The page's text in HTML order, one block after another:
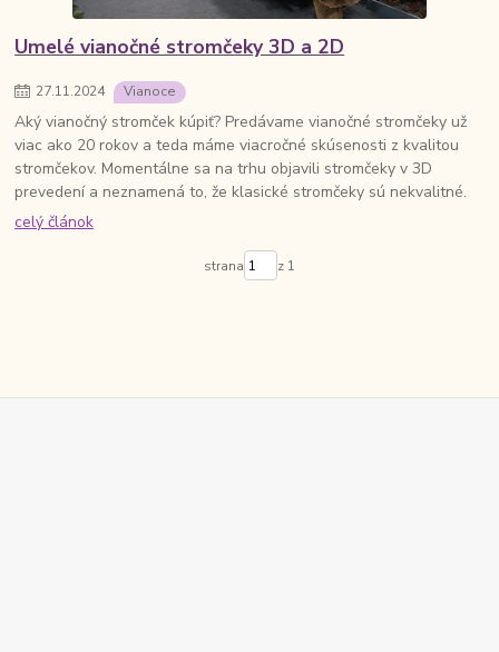
Umelé vianočné stromčeky 3D a 2D
27.11.2024 Vianoce
Aký vianočný stromček kúpiť? Predávame vianočné stromčeky už
viac ako 20 rokov a teda máme viacročné skúsenosti z kvalitou
stromčekov. Momentálne sa na trhu objavili stromčeky v 3D
prevedení a neznamená to, že klasické stromčeky sú nekvalitné.
celý článok
strana z 1